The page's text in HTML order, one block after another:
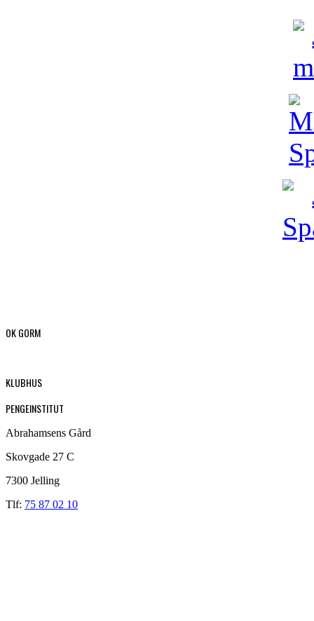
OK GORM
KLUBHUS
PENGEINSTITUT
Abrahamsens Gård
Skovgade 27 C
7300 Jelling
Tlf: 75 87 02 10